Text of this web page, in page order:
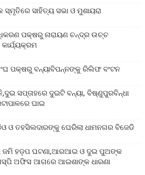
ସାହିତ୍ୟ ସଭା ଓ ମୁଶାୟରା
ପକ୍ଷରୁ ନାରାୟଣ ଚନ୍ଦ୍ର ଉଚ୍ଚ
ପକ୍ଷରୁ ବନ୍ୟାବିପନ୍ନଙ୍କୁ ରିଲିଫ ବଂଟନ
ସପ୍ତାହରେ ଦୁଇଟି ବନ୍ୟା, ବିଷ୍ଣୁପୁରବିନ୍ଧା
ଘାଇ
ଓ ତହସିଲଦାରଙ୍କୁ ଘେରିଲା ଧାମନଗର ବିଜେଡି
ଜମି ହଡ଼ପ ଘଟଣା,ଆରଆଇ ଓ ଦୁଇ ପୁଅଙ୍କ
ଅଫିସ ଆଗରେ ଆଇଶାଙ୍କ ଧାରଣା